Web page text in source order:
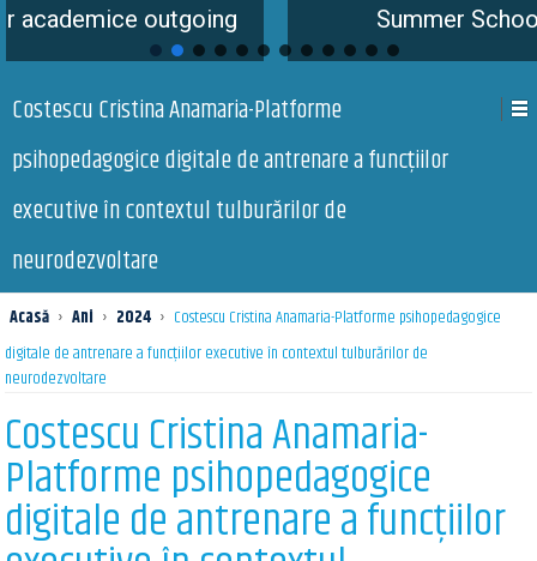
Summer School is coming
Costescu Cristina Anamaria-Platforme
psihopedagogice digitale de antrenare a funcțiilor
executive în contextul tulburărilor de
neurodezvoltare
Acasă › Ani › 2024 › Costescu Cristina Anamaria-Platforme psihopedagogice
digitale de antrenare a funcțiilor executive în contextul tulburărilor de
neurodezvoltare
Costescu Cristina Anamaria-
Platforme psihopedagogice
digitale de antrenare a funcțiilor